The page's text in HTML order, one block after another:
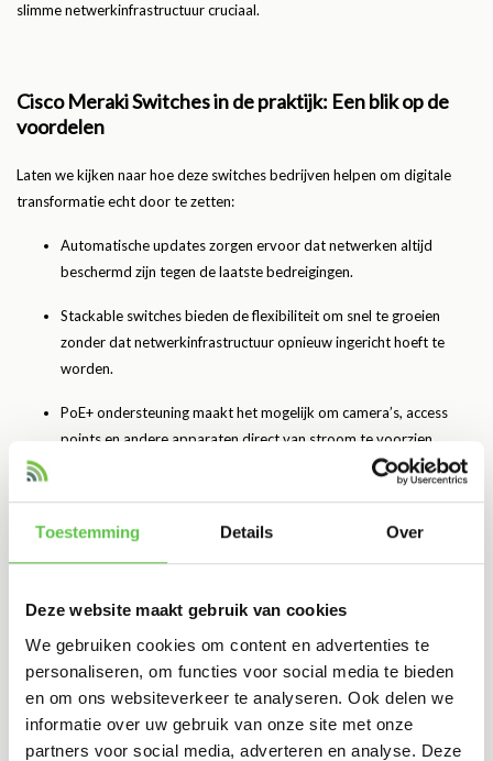
Toestemming Details Over
Deze website maakt gebruik van cookies
We gebruiken cookies om content en advertenties te
personaliseren, om functies voor social media te bieden
en om ons websiteverkeer te analyseren. Ook delen we
informatie over uw gebruik van onze site met onze
partners voor social media, adverteren en analyse. Deze
slimme netwerkinfrastructuur cruciaal.
Cisco Meraki Switches in de praktijk: Een blik op de
voordelen
Laten we kijken naar hoe deze switches bedrijven helpen om digitale
transformatie echt door te zetten:
Automatische updates zorgen ervoor dat netwerken altijd
beschermd zijn tegen de laatste bedreigingen.
Stackable switches bieden de flexibiliteit om snel te groeien
zonder dat netwerkinfrastructuur opnieuw ingericht hoeft te
worden.
PoE+ ondersteuning maakt het mogelijk om camera’s, access
points en andere apparaten direct van stroom te voorzien.
Energy-efficient Ethernet (EEE) helpt het energieverbruik te
Veelgestelde Vragen over Cisco Meraki Switches
Wat is het verschil tussen Cisco Meraki en traditionele switches?
Meraki switches zijn cloud-managed. Traditionele switches vereisen
lokaal beheer en complexe configuratie via CLI.